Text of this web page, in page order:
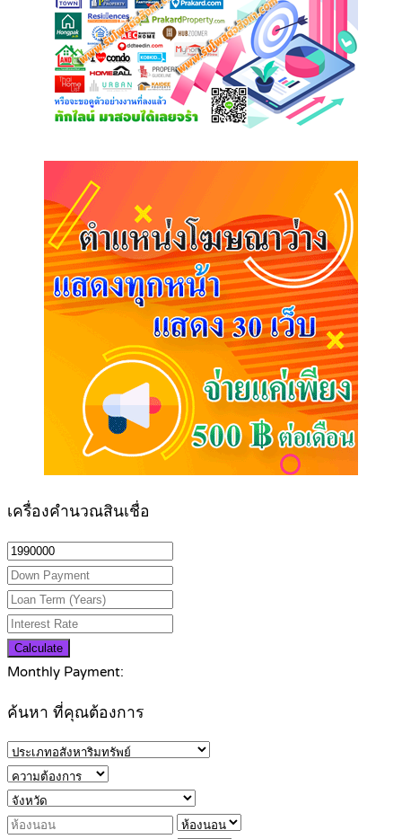
เครื่องคำนวณสินเชื่อ
Calculate
Monthly Payment:
ค้นหา ที่คุณต้องการ